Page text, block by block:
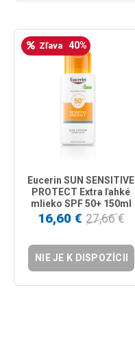
Zľava 40%
Eucerin SUN SENSITIVE
PROTECT Extra ľahké
mlieko SPF 50+ 150ml
16,60 € 27,66 €
NIE JE K DISPOZÍCII